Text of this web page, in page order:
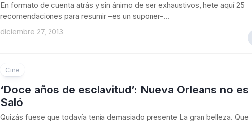
En formato de cuenta atrás y sin ánimo de ser exhaustivos, hete aquí 25
recomendaciones para resumir –es un suponer-...
diciembre 27, 2013
Cine
‘Doce años de esclavitud’: Nueva Orleans no es
Saló
Quizás fuese que todavía tenía demasiado presente La gran belleza. Que